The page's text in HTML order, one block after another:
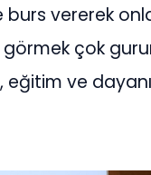
burs vererek
görmek çok
eğitim ve